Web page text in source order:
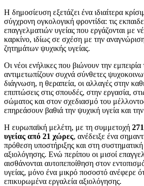
Η δημοσίευση εξετάζει ένα ιδιαίτερα
σύγχρονη ογκολογική φροντίδα: τις
επαγγελματιών υγείας που εργάζονται με
καρκίνο, ιδίως σε σχέση με την
ζητημάτων ψυχικής υγείας.
Οι νέοι ενήλικες που βιώνουν την
αντιμετωπίζουν συχνά σύνθετες
διάγνωση, η θεραπεία, οι αλλαγές στην
επιπτώσεις στις σπουδές, στην εργασία,
σώματος και στον σχεδιασμό του
επηρεάσουν βαθιά την ψυχική υγεία και
Η ευρωπαϊκή μελέτη, με τη συμμετοχή
υγείας από 21 χώρες, ανέδειξε ένα
πρόθεση υποστήριξης και στη
αξιολόγησης. Ενώ περίπου οι μισοί
αισθάνονται αυτοπεποίθηση στον
υγείας, μόνο ένα μικρό ποσοστό ανέφερε
επικυρωμένα εργαλεία αξιολόγησης.